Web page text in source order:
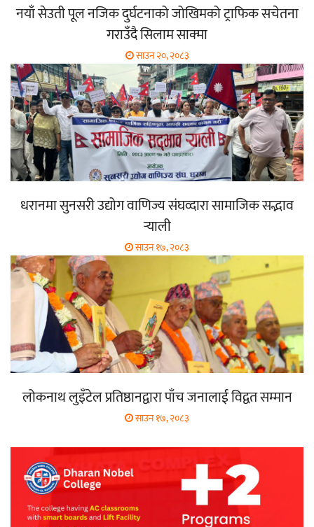
नयाँ सेउती पूल नजिक दुर्घटनाको जोखिमको ट्राफिक सचेतना
गराउँदै सिलाम साक्मा
साउन २०, २०८३
धरानमा सुनसरी उद्योग वाणिज्य संघव्दारा सामाजिक सद्भाव
र्‍याली
साउन १७, २०८३
लोकनाथ लुइँटेल प्रतिष्ठानद्वारा पाँच जनालाई विद्वत सम्मान
साउन १७, २०८३